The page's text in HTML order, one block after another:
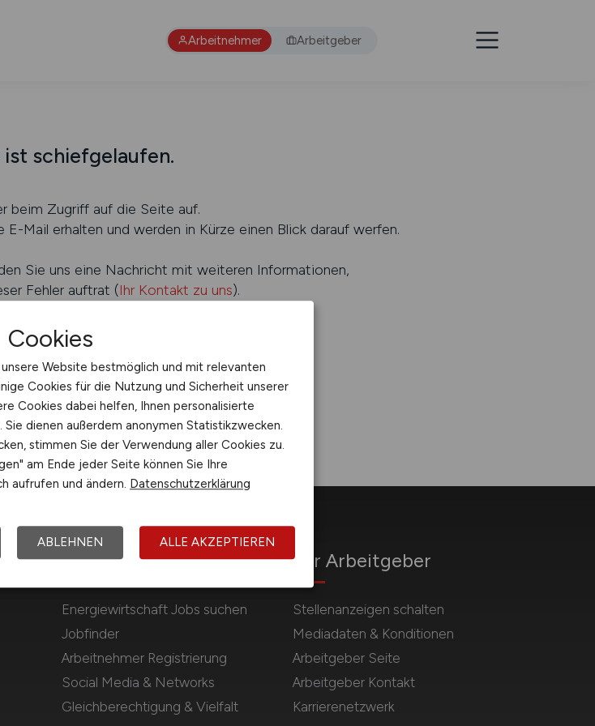
Arbeitnehmer Arbeitgeber
ist schiefgelaufen.
beim Zugriff auf die Seite auf.
Mail erhalten und werden in Kürze einen Blick darauf werfen.
Sie uns eine Nachricht mit weiteren Informationen,
Fehler auftrat (Ihr Kontakt zu uns).
Für Arbeitnehmer
Energiewirtschaft Jobs suchen
Jobfinder
Arbeitnehmer Registrierung
Social Media & Networks
Gleichberechtigung & Vielfalt
Für Arbeitgeber
Stellenanzeigen schalten
Mediadaten & Konditionen
Arbeitgeber Seite
Arbeitgeber Kontakt
Karrierenetzwerk
Cookies
Website bestmöglich und mit relevanten
Cookies für die Nutzung und Sicherheit unserer
Cookies dabei helfen, Ihnen personalisierte
Sie dienen außerdem anonymen Statistikzwecken.
stimmen Sie der Verwendung aller Cookies zu.
am Ende jeder Seite können Sie Ihre
aufrufen und ändern. Datenschutzerklärung
ABLEHNEN ALLE AKZEPTIEREN